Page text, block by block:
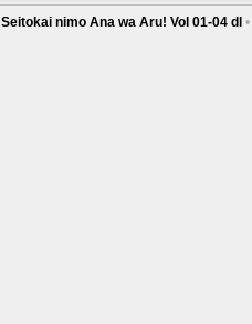
Seitokai nimo Ana wa Aru! Vol 01-04 dl •